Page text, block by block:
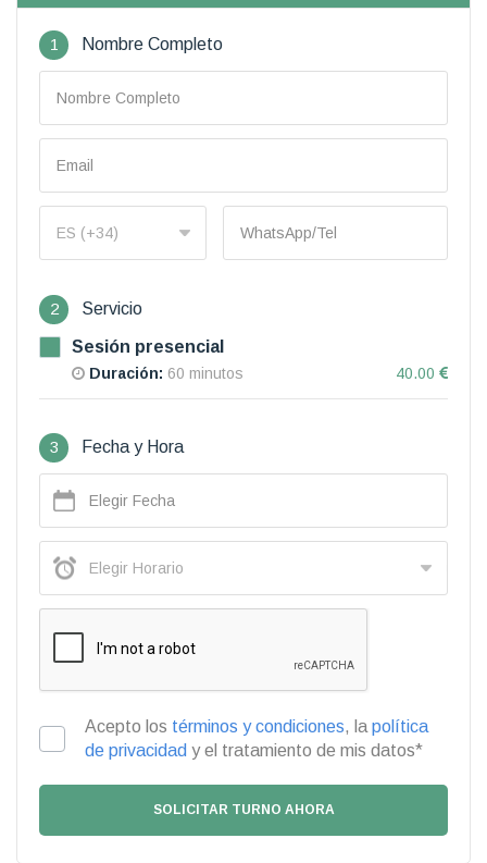
1 Nombre Completo
2 Servicio
Sesión presencial
Duración: 60 minutos 40.00
3 Fecha y Hora
Acepto los términos y condiciones, la política
de privacidad y el tratamiento de mis datos*